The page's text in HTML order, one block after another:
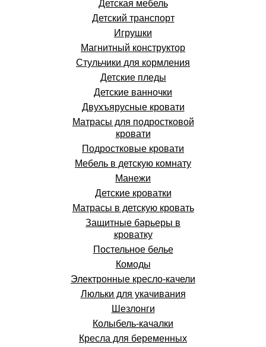
Детская мебель
Детский транспорт
Игрушки
Магнитный конструктор
Стульчики для кормления
Детские пледы
Детские ванночки
Двухъярусные кровати
Матрасы для подростковой
кровати
Подростковые кровати
Мебель в детскую комнату
Манежи
Детские кроватки
Матрасы в детскую кровать
Защитные барьеры в
кроватку
Постельное белье
Комоды
Электронные кресло-качели
Люльки для укачивания
Шезлонги
Колыбель-качалки
Кресла для беременных